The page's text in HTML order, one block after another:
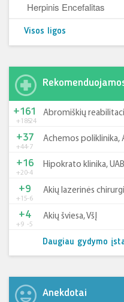
Herpinis Encefalitas
Visos ligos
+185-24
+161 Abromiškių
+44-7
+37 Achemos poliklinika,
+20-4
+16 Hipokrato klinika, UAB
+15-6
+9 Akių lazerinės
+9 -5
+4 Akių šviesa, VšĮ
Daugiau gydymo
Anekdotai